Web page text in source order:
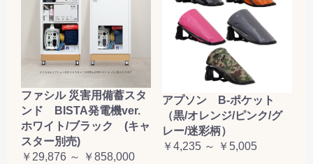
ファシル 災害用備蓄スタ
ンド BISTA発電機ver.
ホワイト/ブラック (キャ
スター別売)
￥29,876 ～ ￥858,000
アプソン B-ポケット
（黒/オレンジ/ピンク/グ
レー/迷彩柄）
￥4,235 ～ ￥5,005